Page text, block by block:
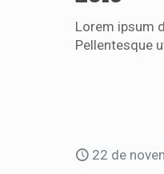
Lorem ipsum
Pellentesque
22 de